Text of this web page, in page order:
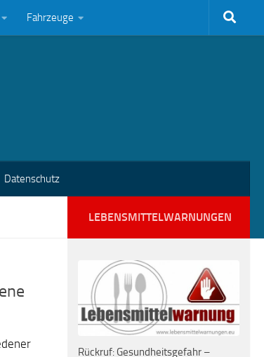
Fahrzeuge
Datenschutz
LEBENSMITTELWARNUNGEN
Rückruf: Gesundheitsgefahr –